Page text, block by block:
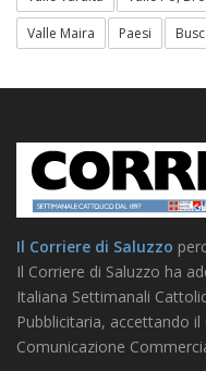
Valle Maira
Paesi
Il Corriere di Saluzzo
Il Corriere di Saluzzo ha
Italiana Settimanali
Pubblicitaria, accettando
Comunicazione